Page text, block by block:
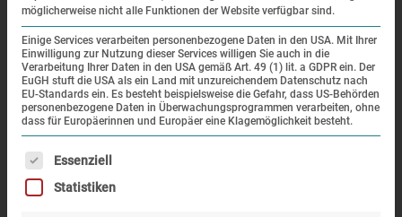
Auf dem Leitenberg befinden sich die Gräber von etwa
möglicherweise nicht alle Funktionen der Website verfügbar sind.
Einige Services verarbeiten personenbezogene Daten in den USA. Mit Ihrer
Einwilligung zur Nutzung dieser Services willigen Sie auch in die
Verarbeitung Ihrer Daten in den USA gemäß Art. 49 (1) lit. a GDPR ein. Der
EuGH stuft die USA als ein Land mit unzureichendem Datenschutz nach
EU-Standards ein. Es besteht beispielsweise die Gefahr, dass US-Behörden
personenbezogene Daten in Überwachungsprogrammen verarbeiten, ohne
dass für Europäerinnen und Europäer eine Klagemöglichkeit besteht.
Es folgt eine Liste der Service-Gruppen, für die eine
Essenziell
Statistiken